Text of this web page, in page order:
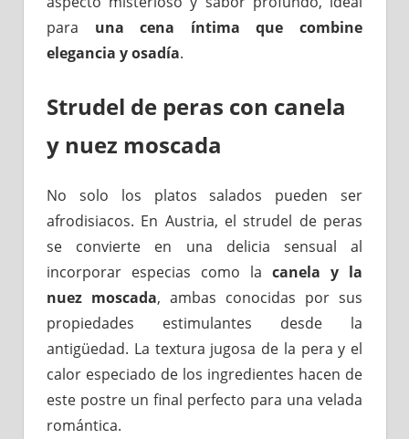
para una cena íntima que combine
elegancia y osadía.
Strudel de peras con canela
y nuez moscada
No solo los platos salados pueden ser
afrodisiacos. En Austria, el strudel de peras
se convierte en una delicia sensual al
incorporar especias como la canela y la
nuez moscada, ambas conocidas por sus
propiedades estimulantes desde la
antigüedad. La textura jugosa de la pera y el
calor especiado de los ingredientes hacen de
este postre un final perfecto para una velada
romántica.